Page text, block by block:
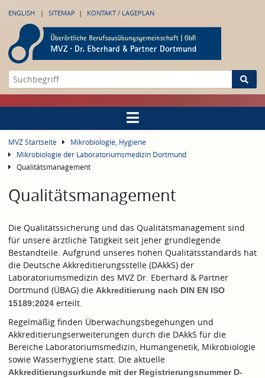
ENGLISH SITEMAP KONTAKT / LAGEPLAN
MVZ Startseite
Mikrobiologie, Hygiene
Mikrobiologie der Laboratoriumsmedizin Dortmund
Qualitätsmanagement
Qualitätsmanagement
Die Qualitätssicherung und das Qualitätsmanagement sind
für unsere ärztliche Tätigkeit seit jeher grundlegende
Bestandteile. Aufgrund unseres hohen Qualitätsstandards hat
die Deutsche Akkreditierungsstelle (DAkkS) der
Laboratoriumsmedizin des MVZ Dr. Eberhard & Partner
Dortmund (ÜBAG) die Akkreditierung nach DIN EN ISO
15189:2024 erteilt.
Regelmäßig finden Überwachungsbegehungen und
Akkreditierungserweiterungen durch die DAkkS für die
Bereiche Laboratoriumsmedizin, Humangenetik, Mikrobiologie
sowie Wasserhygiene statt. Die aktuelle
Akkreditierungsurkunde mit der Registrierungsnummer D-